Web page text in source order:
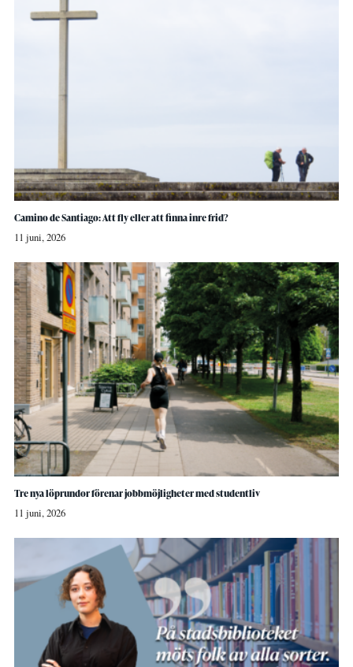
Camino de Santiago: Att fly eller att finna inre frid?
11 juni, 2026
Tre nya löprundor förenar jobbmöjligheter med studentliv
11 juni, 2026